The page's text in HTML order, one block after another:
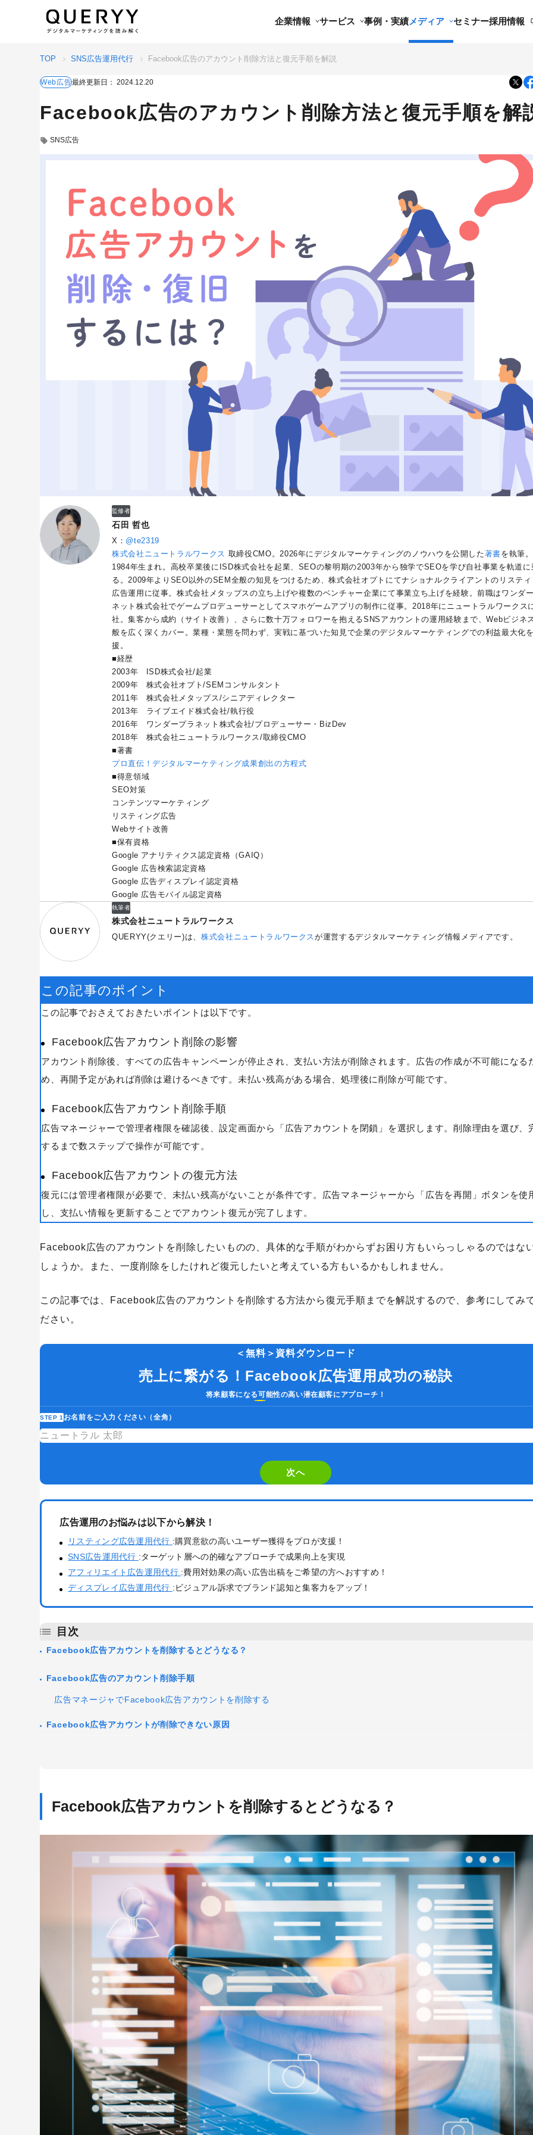
企業情報 サービス 事例・実績メディア セミナー採用情報
キーワードから記事を検索 カテゴリーから記事を検索
Googleアナリティクス Google広告 HubSpot LP(ランディングページ) MEO
Webサイトリニューアル
Webマーケティングツール アクセス解析
リンクビルディング
採用サイト 調査レポート
TOP SNS広告運用代行 Facebook広告のアカウント削除方法と復元手順を解説
Web広告最終更新日： 2024.12.20
Facebook広告のアカウント削除方法と復元手順を解
SNS広告
監修者
石田 哲也
X： @te2319
株式会社ニュートラルワークス 取締役CMO。2026年にデジタルマーケティングのノウハウを公開した著書を執筆。
1984年生まれ。高校卒業後にISD株式会社を起業、SEOの黎明期の2003年から独学でSEOを学び自社事業を軌道に
る。2009年よりSEO以外のSEM全般の知見をつけるため、株式会社オプトにてナショナルクライアントのリステ
広告運用に従事。株式会社メタップスの立ち上げや複数のベンチャー企業にて事業立ち上げを経験。前職はワンダ
ネット株式会社でゲームプロデューサーとしてスマホゲームアプリの制作に従事。2018年にニュートラルワークス
社。集客から成約（サイト改善）、さらに数十万フォロワーを抱えるSNSアカウントの運用経験まで、Webビジネ
般を広く深くカバー。業種・業態を問わず、実戦に基づいた知見で企業のデジタルマーケティングでの利益最大化
援。
■経歴
2003年 ISD株式会社/起業
2009年 株式会社オプト/SEMコンサルタント
2011年 株式会社メタップス/シニアディレクター
2013年 ライブエイド株式会社/執行役
2016年 ワンダープラネット株式会社/プロデューサー・BizDev
2018年 株式会社ニュートラルワークス/取締役CMO
■著書
プロ直伝！デジタルマーケティング成果創出の方程式
■得意領域
SEO対策
コンテンツマーケティング
リスティング広告
Webサイト改善
■保有資格
Google アナリティクス認定資格（GAIQ）
Google 広告検索認定資格
Google 広告ディスプレイ認定資格
Google 広告モバイル認定資格
執筆者
株式会社ニュートラルワークス
QUERYY(クエリー)は、株式会社ニュートラルワークスが運営するデジタルマーケティング情報メディアです。
この記事のポイント
この記事でおさえておきたいポイントは以下です。
Facebook広告アカウント削除の影響
アカウント削除後、すべての広告キャンペーンが停止され、支払い方法が削除されます。広告の作成が不可能になる
め、再開予定があれば削除は避けるべきです。未払い残高がある場合、処理後に削除が可能です。
Facebook広告アカウント削除手順
広告マネージャーで管理者権限を確認後、設定画面から「広告アカウントを閉鎖」を選択します。削除理由を選び、
するまで数ステップで操作が可能です。
Facebook広告アカウントの復元方法
復元には管理者権限が必要で、未払い残高がないことが条件です。広告マネージャーから「広告を再開」ボタンを使
し、支払い情報を更新することでアカウント復元が完了します。
Facebook広告のアカウントを削除したいものの、具体的な手順がわからずお困り方もいらっしゃるのではな
しょうか。また、一度削除をしたけれど復元したいと考えている方もいるかもしれません。
この記事では、Facebook広告のアカウントを削除する方法から復元手順までを解説するので、参考にしてみ
ださい。
＜無料＞資料ダウンロード
売上に繋がる！Facebook広告運用成功の秘訣
将来顧客になる可能性の高い潜在顧客にアプローチ！
STEP 1 お名前をご入力ください（全角）
are
this
field
次へ
広告運用のお悩みは以下から解決！
リスティング広告運用代行 :購買意欲の高いユーザー獲得をプロが支援！
SNS広告運用代行 :ターゲット層への的確なアプローチで成果向上を実現
アフィリエイト広告運用代行 :費用対効果の高い広告出稿をご希望の方へおすすめ！
ディスプレイ広告運用代行 :ビジュアル訴求でブランド認知と集客力をアップ！
目次
Facebook広告アカウントを削除するとどうなる？
Facebook広告のアカウント削除手順
広告マネージャでFacebook広告アカウントを削除する
Facebook広告アカウントが削除できない原因
復元のために必要な条件
復元方法
Facebook広告アカウント削除についてのまとめ
Facebook広告アカウントを削除するとどうなる？